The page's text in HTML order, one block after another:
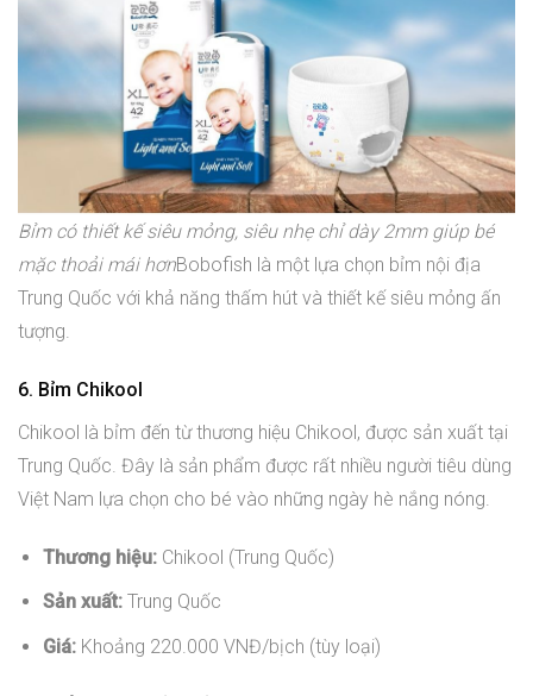
Bỉm có thiết kế siêu mỏng, siêu nhẹ chỉ dày 2mm giúp bé
mặc thoải mái hơnBobofish là một lựa chọn bỉm nội địa
Trung Quốc với khả năng thấm hút và thiết kế siêu mỏng ấn
tượng.
6. Bỉm Chikool
Chikool là bỉm đến từ thương hiệu Chikool, được sản xuất tại
Trung Quốc. Đây là sản phẩm được rất nhiều người tiêu dùng
Việt Nam lựa chọn cho bé vào những ngày hè nắng nóng.
Thương hiệu:Chikool (Trung Quốc)
Sản xuất:Trung Quốc
Giá:Khoảng 220.000 VNĐ/bịch (tùy loại)